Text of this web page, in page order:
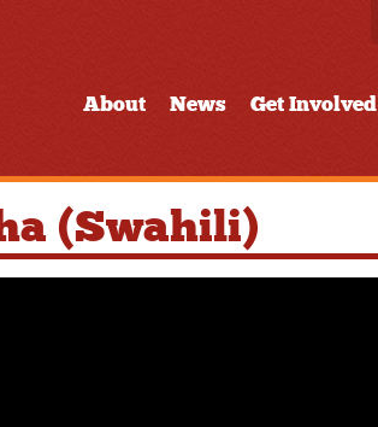
About News Get Involved
(Swahili)